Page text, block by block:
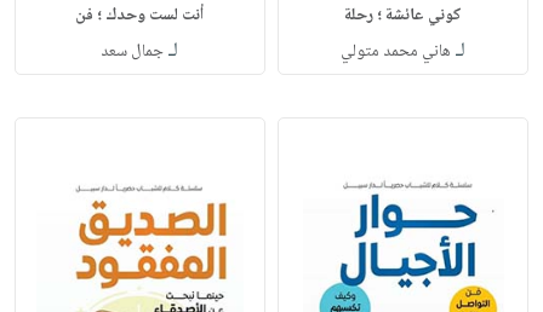
كوني عائشة ؛ رحلة
لـ هاني محمد متولي
أنت لست وحدك ؛ فن
لـجمال سعد